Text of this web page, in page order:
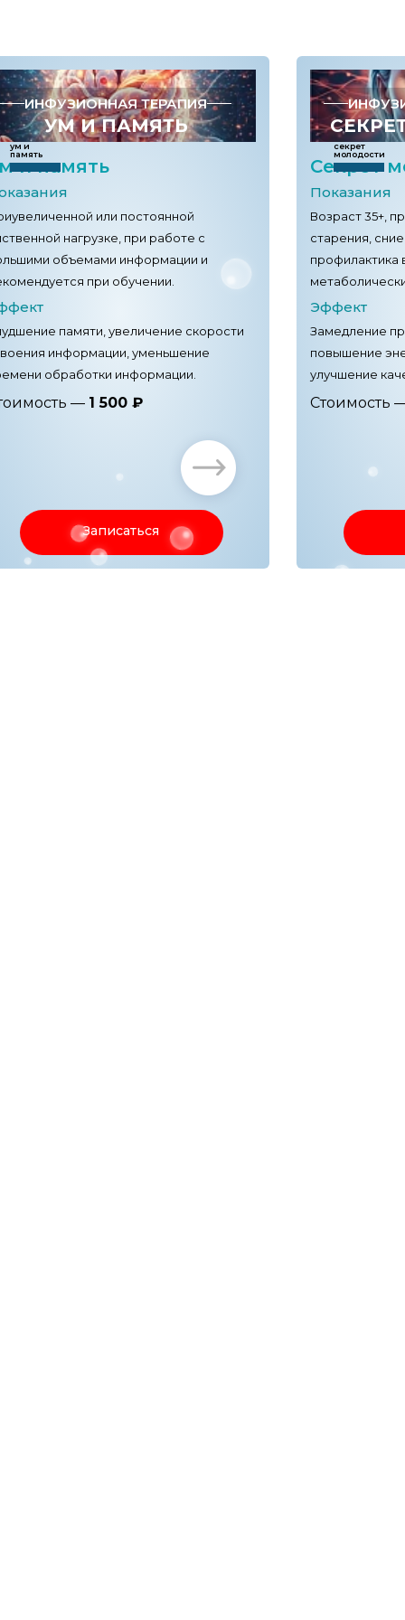
ИНФУЗИОННАЯ ТЕРАПИЯ
УМ И ПАМЯТЬ
ум и
память
и память
или постоянной
нагрузке, при работе с
объемами информации и
при обучении.
памяти, увеличение скорости
информации, уменьшение
обработки информации.
— 1 500 ₽
Записаться
секрет
молодости
Секрет
Показания
Возраст 35+,
старения,
профилактика
Эффект
Замедление
повышение
улучшение
Стоимость